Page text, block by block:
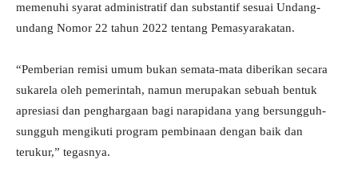
memenuhi syarat administratif dan substantif sesuai Undang-
undang Nomor 22 tahun 2022 tentang Pemasyarakatan.
“Pemberian remisi umum bukan semata-mata diberikan secara
sukarela oleh pemerintah, namun merupakan sebuah bentuk
apresiasi dan penghargaan bagi narapidana yang bersungguh-
sungguh mengikuti program pembinaan dengan baik dan
terukur,” tegasnya.